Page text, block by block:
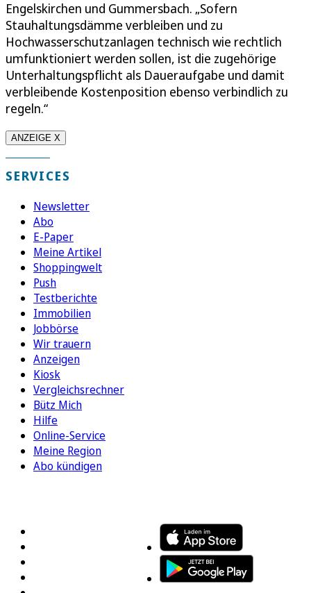
Engelskirchen und Gummersbach. „Sofern
Stauhaltungsdämme verbleiben und zu
Hochwasserschutzanlagen technisch wie rechtlich
umfunktioniert werden sollen, ist die zugehörige
Unterhaltungspflicht als Daueraufgabe und damit
verbleibende Kostenposition ebenso verbindlich zu
regeln.“
ANZEIGE X
SERVICES
Newsletter
Abo
E-Paper
Meine Artikel
Shoppingwelt
Push
Testberichte
Immobilien
Jobbörse
Wir trauern
Anzeigen
Kiosk
Vergleichsrechner
Bütz Mich
Hilfe
Online-Service
Meine Region
Abo kündigen